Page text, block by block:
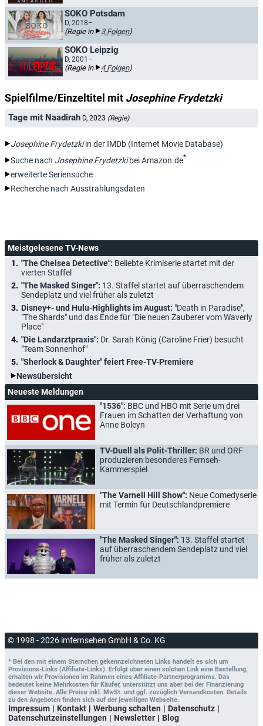
SOKO Potsdam
D, 2018–
(Regie in 3 Folgen)
SOKO Leipzig
D, 2001–
(Regie in 4 Folgen)
Spielfilme/Einzeltitel mit Josephine Frydetzki
Tage mit Naadirah D, 2023 (Regie)
Josephine Frydetzkiin der IMDb (Internet Movie Database)
Suche nach Josephine Frydetzkibei Amazon.de*
erweiterte Seriensuche
Recherche nach Ausstrahlungsdaten
Meistgelesene TV-News
"The Chelsea Detective": Beliebte Krimiserie startet mit der
vierten Staffel
"The Masked Singer": 13. Staffel startet auf überraschendem
Sendeplatz und viel früher als zuletzt
Disney+- und Hulu-Highlights im August: "Death in Paradise",
"The Shards" und das Ende für "Die neuen Zauberer vom Waverly
Place"
"Die Landarztpraxis": Dr. Sarah König (Caroline Frier) besucht
"Team Sonnenhof"
"Sherlock & Daughter" feiert Free-TV-Premiere
Newsübersicht
Neueste Meldungen
"1536": BBC und HBO mit Serie um drei
Frauen im Schatten der Verhaftung von
Anne Boleyn
TV-Duell als Polit-Thriller: BR und ORF
produzieren besonderes Fernseh-
Kammerspiel
"The Varnell Hill Show": Neue Comedyserie
mit Termin für Deutschlandpremiere
"The Masked Singer": 13. Staffel startet
auf überraschendem Sendeplatz und viel
früher als zuletzt
© 1998 - 2026 imfernsehen GmbH & Co. KG
* Bei den mit einem Sternchen gekennzeichneten Links handelt es sich um
Provisions-Links (Affiliate-Links). Erfolgt über einen solchen Link eine Bestellung,
erhalten wir Provisionen im Rahmen eines Affiliate-Partnerprogramms. Das
bedeutet keine Mehrkosten für Käufer, unterstützt uns aber bei der Finanzierung
dieser Website. Alle Preise inkl. MwSt. und ggf. zuzüglich Versandkosten. Details
zu den Angeboten finden sich auf der jeweiligen Webseite.
Impressum Kontakt Werbung schalten
Datenschutz
Datenschutzeinstellungen
Newsletter Blog